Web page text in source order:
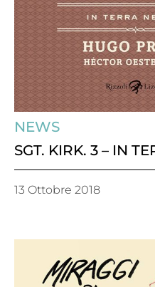
NEWS
SGT. KIRK. 3 – IN
13 Ottobre 2018